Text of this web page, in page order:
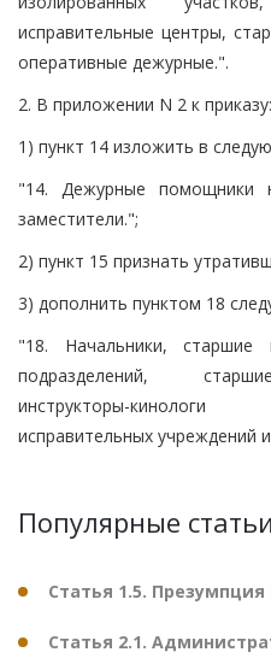
исправительные центры,
оперативные дежурные.".
2. В приложении N 2 к приказу:
1) пункт 14 изложить в
"14. Дежурные помощники
заместители.";
2) пункт 15 признать
3) дополнить пунктом 18
"18. Начальники, старшие
подразделений,
инструкторы-
исправительных учреждений
Популярные
Статья 1.5.
Статья 2.1.